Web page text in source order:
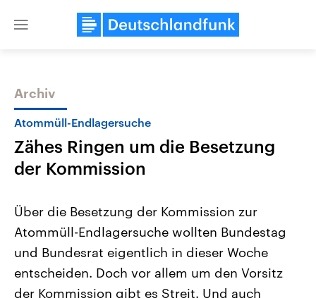
Close
Themen
Landtagswahl Sachsen-Anhalt
2026
Alle Informationen
Sachsen-Anhalt wählt am 6.
September 2026 einen neuen
USA
Aktuelle Beiträge,
Hintergründe
Wirtschaftlich und
gehören die Vereinigten
Archiv
Atommüll-Endlagersuche
Zähes Ringen um die Besetzung
der Kommission
Über die Besetzung der Kommission zur
Atommüll-Endlagersuche wollten Bundestag
und Bundesrat eigentlich in dieser Woche
entscheiden. Doch vor allem um den Vorsitz
der Kommission gibt es Streit. Und auch